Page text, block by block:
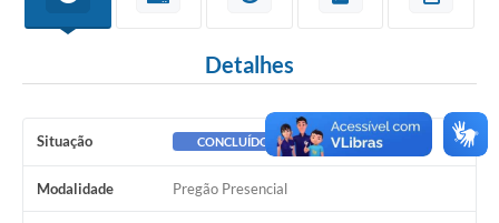
Detalhes
Situação CONCLUÍDO
Modalidade Pregão Presencial